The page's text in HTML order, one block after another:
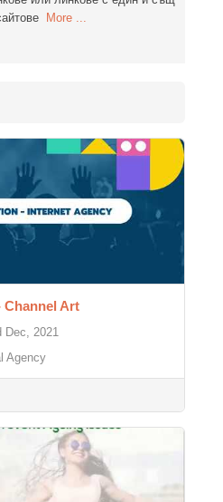
More ...
Channel Art
Dec, 2021
Agency